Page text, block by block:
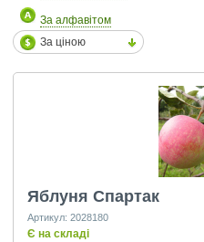
За алфавітом
За ціною
Яблуня Спартак
Артикул: 2028180
Є на складі